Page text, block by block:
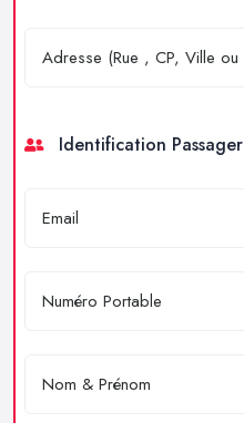
Identification Passager